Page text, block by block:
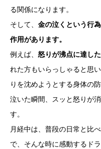
る関係になります。
そして、 金の泣くという行
作用があります。
例えば、 怒りが沸点に達し
れた方もいらっしゃると思
りを沈めようとする身体の
泣いた瞬間、スッと怒りが
す。
月経中は、普段の日常と比
で、そんな時に感動するド